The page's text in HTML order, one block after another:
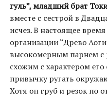
гуль”, младший брат
вместе с сестрой в
исчез. В настоящее
организации “Древо
высокомерным парнем с
схожим с характером
привычку ругать
Хотя он груб и резок по